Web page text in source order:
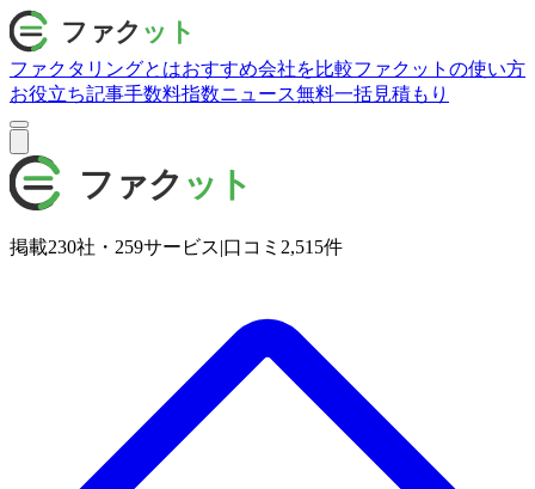
ファクタリングとはおすすめ会社を比較ファクットの使い方
お役立ち記事手数料指数ニュース無料一括見積もり
掲載230社・ 259サービス|口コミ 2,515件